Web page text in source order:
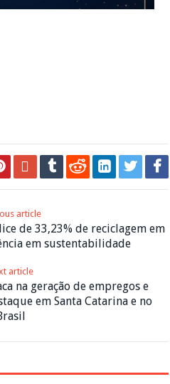
article
de 33,23% de reciclagem em
em sustentabilidade
article
na geração de empregos e
em Santa Catarina e no